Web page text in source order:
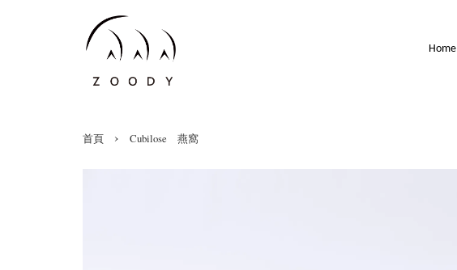
Home
首頁 › Cubilose 燕窩